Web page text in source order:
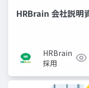
HRBrain 会社説明
HRBrain
採用